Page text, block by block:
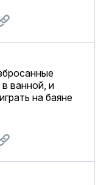
ванной, и
на баяне